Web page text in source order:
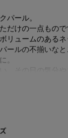
パール。
だけの一点もので
リュームのあるネ
ールの不揃いなと
。
、その日の気分
レスの長さに合